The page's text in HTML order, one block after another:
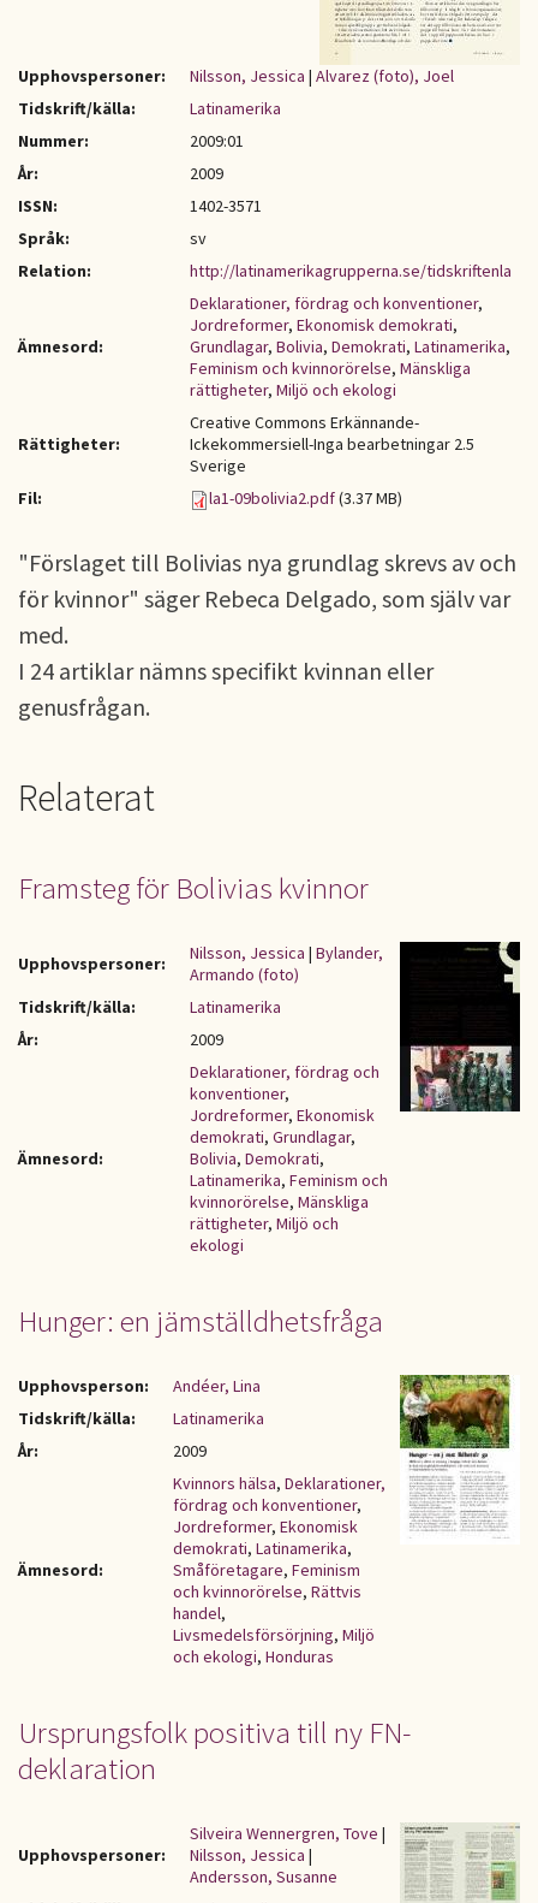
Upphovspersoner: Nilsson, Jessica | Alvarez (foto), Joel
Tidskrift/källa:
Latinamerika
Nummer:
2009:01
År:
2009
ISSN:
1402-3571
Språk:
sv
Relation:
http://latinamerikagrupperna.se/tidskriftenla
Ämnesord:
Deklarationer, fördrag och konventioner,
Jordreformer, Ekonomisk demokrati,
Grundlagar, Bolivia, Demokrati, Latinamerika,
Feminism och kvinnorörelse, Mänskliga
rättigheter, Miljö och ekologi
Rättigheter:
Creative Commons Erkännande-
Ickekommersiell-Inga bearbetningar 2.5
Sverige
Fil:
la1-09bolivia2.pdf(3.37 MB)
"Förslaget till Bolivias nya grundlag skrevs av och
för kvinnor" säger Rebeca Delgado, som själv var
med.
I 24 artiklar nämns specifikt kvinnan eller
genusfrågan.
Relaterat
Framsteg för Bolivias kvinnor
Upphovspersoner: Nilsson, Jessica | Bylander,
Armando (foto)
Tidskrift/källa:
Latinamerika
År:
2009
Ämnesord:
Deklarationer, fördrag och
konventioner,
Jordreformer, Ekonomisk
demokrati, Grundlagar,
Bolivia, Demokrati,
Latinamerika, Feminism och
kvinnorörelse, Mänskliga
rättigheter, Miljö och
ekologi
Hunger: en jämställdhetsfråga
Upphovsperson:
Andéer, Lina
Tidskrift/källa:
Latinamerika
År:
2009
Ämnesord:
Kvinnors hälsa, Deklarationer,
fördrag och konventioner,
Jordreformer, Ekonomisk
demokrati, Latinamerika,
Småföretagare, Feminism
och kvinnorörelse, Rättvis
handel,
Livsmedelsförsörjning, Miljö
och ekologi, Honduras
Ursprungsfolk positiva till ny FN-
deklaration
Upphovspersoner:
Silveira Wennergren, Tove |
Nilsson, Jessica |
Andersson, Susanne